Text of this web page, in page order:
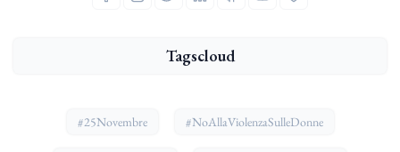
Tagscloud
#25Novembre #NoAllaViolenzaSulleDonne